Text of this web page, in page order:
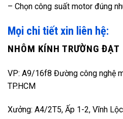
– Chọn công suất motor đúng
Mọi chi tiết xin liên hệ:
NHÔM KÍNH TRƯỜNG ĐẠT
VP: A9/16f8 Đường công nghệ
TP.HCM
Xưởng: A4/2T5, Ấp 1-2, Vĩnh